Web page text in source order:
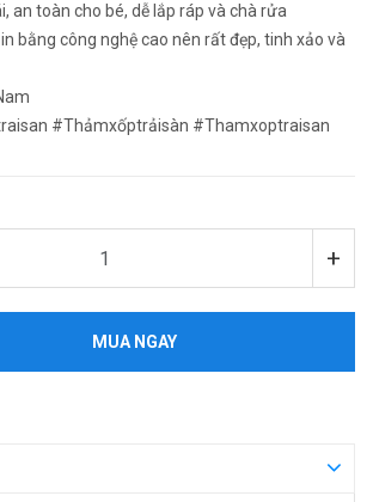
an toàn cho bé, dễ lắp ráp và chà rửa
bằng công nghệ cao nên rất đẹp, tinh xảo và
#Thảmxốptrảisàn #Thamxoptraisan
+
MUA NGAY